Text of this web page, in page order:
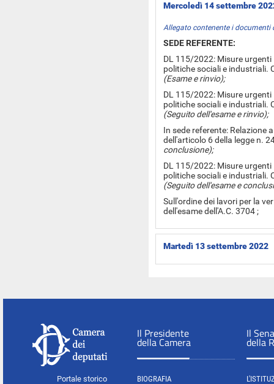
Mercoledì 14 settembre
Allegato contenente i documenti
SEDE REFERENTE:
DL 115/2022: Misure urgenti
politiche sociali e industriali.
(Esame e rinvio);
DL 115/2022: Misure urgenti
politiche sociali e industriali.
(Seguito dell'esame e rinvio);
In sede referente: Relazione
dell'articolo 6 della legge n.
conclusione);
DL 115/2022: Misure urgenti
politiche sociali e industriali.
(Seguito dell'esame e
Sull'ordine dei lavori per la
dell'esame dell'A.C. 3704 ;
Martedì 13 settembre 2022
Portale storico
Il Presidente
della Camera
BIOGRAFIA
Il
della